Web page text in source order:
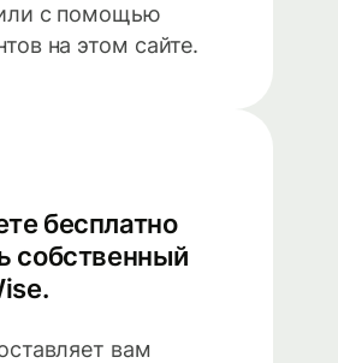
с помощью
на этом сайте.
бесплатно
собственный
вам